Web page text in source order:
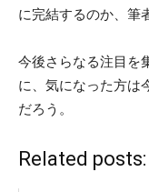
に完結するのか、筆
今後さらなる注目を
に、気になった方は
だろう。
Related posts: